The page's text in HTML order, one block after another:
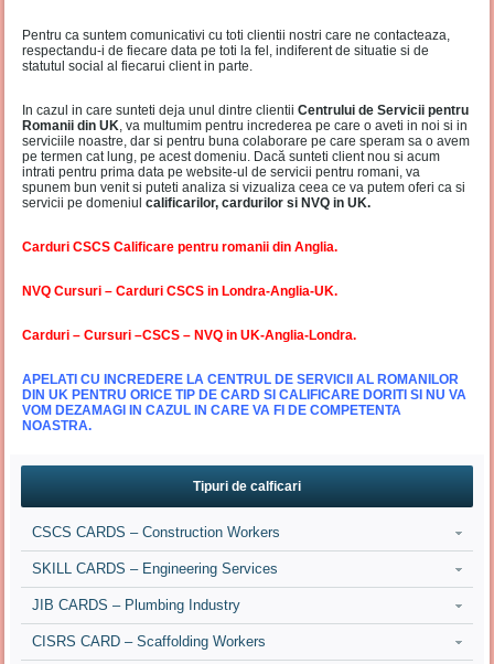
Pentru ca suntem comunicativi cu toti clientii nostri care ne contacteaza,
respectandu-i de fiecare data pe toti la fel, indiferent de situatie si de
statutul social al fiecarui client in parte.
In cazul in care sunteti deja unul dintre clientiiCentrului de Servicii pentru
Romanii din UK, va multumim pentru increderea pe care o aveti in noi si in
serviciile noastre, dar si pentru buna colaborare pe care speram sa o avem
pe termen cat lung, pe acest domeniu. Dacă sunteti client nou si acum
intrati pentru prima data pe website-ul de servicii pentru romani, va
spunem bun venit si puteti analiza si vizualiza ceea ce va putem oferi ca si
servicii pe domeniulcalificarilor, cardurilor si NVQ in UK.
Carduri CSCS Calificare pentru romanii din Anglia.
NVQ Cursuri – Carduri CSCS in Londra-Anglia-UK.
Carduri – Cursuri –CSCS – NVQ in UK-Anglia-Londra.
APELATI CU INCREDERE LA CENTRUL DE SERVICII AL ROMANILOR
DIN UK PENTRU ORICE TIP DE CARD SI CALIFICARE DORITI SI NU VA
VOM DEZAMAGI IN CAZUL IN CARE VA FI DE COMPETENTA
NOASTRA.
Tipuri de calficari
CSCS CARDS – Construction Workers
SKILL CARDS – Engineering Services
JIB CARDS – Plumbing Industry
CISRS CARD – Scaffolding Workers